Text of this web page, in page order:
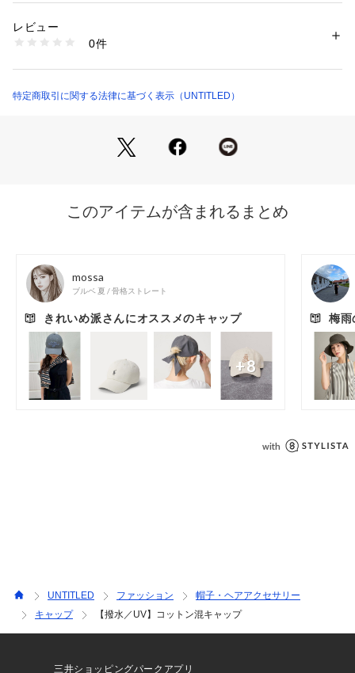
【コーディネート】
シャツワンピやきれいめパンツと合わせれば、スポーティーに
若干製品と画像のカラーが異なる場合もございます。
素材：表地: コットン74％ ポリエステル26％ 裏地: ポリエステル100％
商品番号：
153-05452 （ショップ）
レビュー
0件
特定商取引に関する法律に基づく表示（UNTITLED）
UNTITLED ファッション
帽子・ヘアアクセサリー
キャップ
【撥水／UV】コットン混キャップ
三井ショッピングパークアプリ